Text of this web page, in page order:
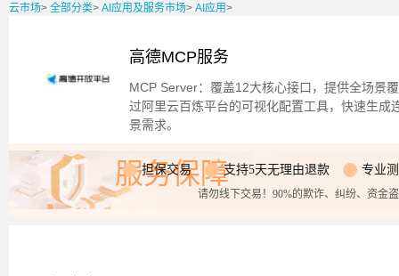
云市场> 全部分类> AI应用及服务市场> AI应用>
高德MCP服务
MCP Server：覆盖12大核心接口，提供全场景
过阿里云百炼平台的可视化配置工具，快速生成
景需求。
服务保障
担保交易 支持5天无理由退款 专业
请勿线下交易！90%的欺诈、纠纷、资金